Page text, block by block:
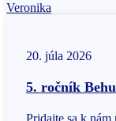
Veronika
20. júla 2026
5. ročník
Pridajte sa k